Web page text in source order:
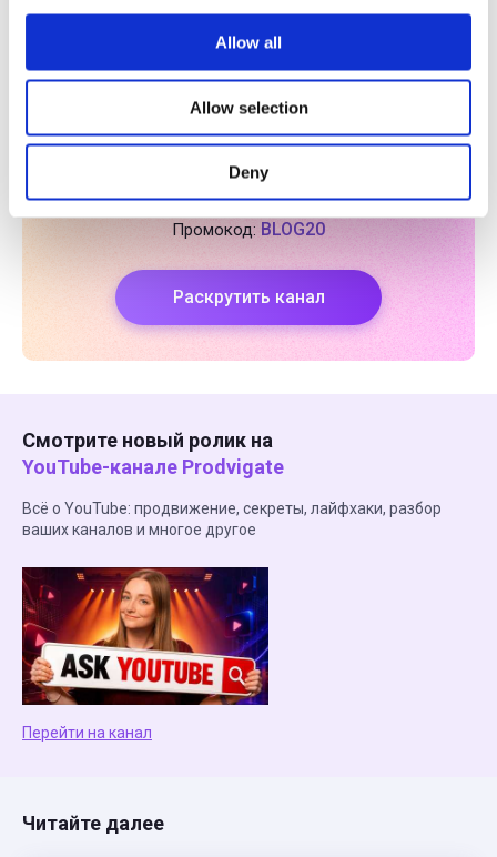
Allow all
Allow selection
Deny
Читайте больше статей автора в
Раскрутите свойYouTube-канал,
-20%на первую неделю продвижения!
Промокод: BLOG20
Раскрутить канал
Смотрите новый ролик на
YouTube-канале Prodvigate
Всё о YouTube: продвижение, секреты, лайфхаки, разбор
ваших каналов и многое другое
Перейти на канал
Читайте далее